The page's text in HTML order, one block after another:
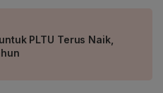
PLTU Terus Naik,